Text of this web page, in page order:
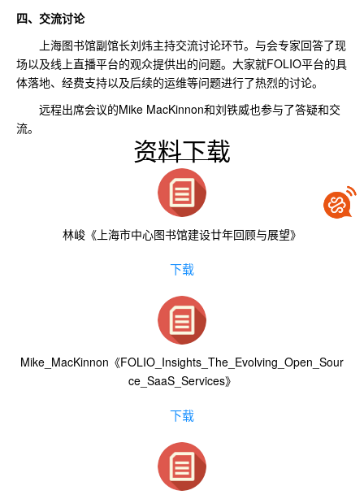
四、交流讨论
上海图书馆副馆长刘炜主持交流讨论环节。与会专家回答了现
场以及线上直播平台的观众提供出的问题。大家就FOLIO平台的具
体落地、经费支持以及后续的运维等问题进行了热烈的讨论。
远程出席会议的Mike MacKinnon和刘铁威也参与了答疑和交
流。
资料下载
林峻《上海市中心图书馆建设廿年回顾与展望》
下载
Mike_MacKinnon《FOLIO_Insights_The_Evolving_Open_Sour
ce_SaaS_Services》
下载